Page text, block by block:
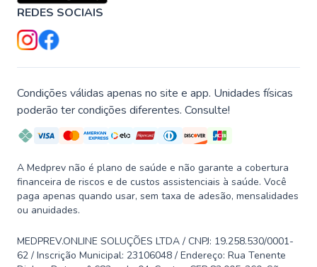
REDES SOCIAIS
Condições válidas apenas no site e app. Unidades físicas
poderão ter condições diferentes. Consulte!
A Medprev não é plano de saúde e não garante a cobertura
financeira de riscos e de custos assistenciais à saúde. Você
paga apenas quando usar, sem taxa de adesão, mensalidades
ou anuidades.
MEDPREV.ONLINE SOLUÇÕES LTDA / CNPJ: 19.258.530/0001-
62 / Inscrição Municipal: 23106048 / Endereço: Rua Tenente